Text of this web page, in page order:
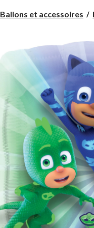
Ballons et accessoires